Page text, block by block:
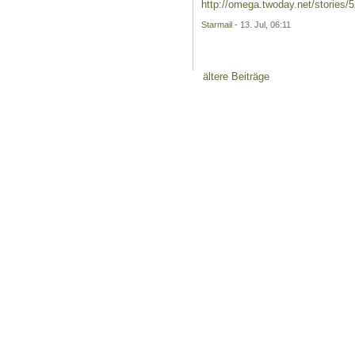
http://omega.twoday.net/stories/
Starmail - 13. Jul, 06:11
ältere Beiträge